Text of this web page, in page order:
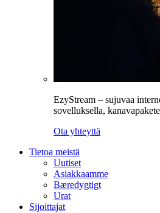
EzyStream – sujuvaa
sovelluksella,
Ota yhteyttä
Tietoa meistä
Uutiset
Asiakkaamme
Bæredygtigt
Urat
Sijoittajat